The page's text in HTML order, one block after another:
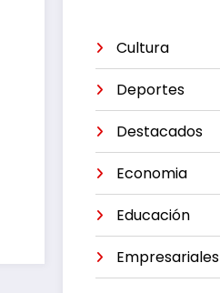
Cultura
Deportes
Destacados
Economia
Educación
Empresariales